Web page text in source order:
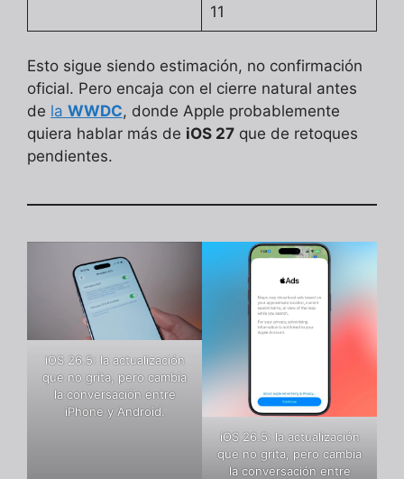
11
Esto sigue siendo estimación, no confirmación
oficial. Pero encaja con el cierre natural antes
de la WWDC, donde Apple probablemente
quiera hablar más de iOS 27 que de retoques
pendientes.
iOS 26.5: la actualización
que no grita, pero cambia
la conversación entre
iPhone y Android.
iOS 26.5: la actualización
que no grita, pero cambia
la conversación entre